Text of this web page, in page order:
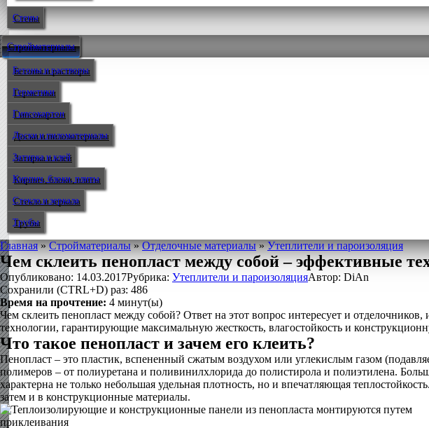
Стены
Стройматериалы
Бетоны и растворы
Герметики
Гипсокартон
Доски и пиломатериалы
Затирка и клей
Кирпич, блоки, плиты
Стекло и зеркала
Трубы
Главная » Стройматериалы » Отделочные материалы » Утеплители и пароизоляция
Чем склеить пенопласт между собой – эффективные
Опубликовано: 14.03.2017Рубрика: Утеплители и пароизоляцияАвтор: DiAn
Сохранили (CTRL+D) раз: 486
Время на прочтение: 4 минут(ы)
Чем склеить пенопласт между собой? Ответ на этот вопрос интересует и
технологии, гарантирующие максимальную жесткость, влагостойкость и
Что такое пенопласт и зачем его клеить?
Пенопласт – это пластик, вспененный сжатым воздухом или углекислым газом
полимеров – от полиуретана и поливинилхлорида до полистирола и полиэтилена.
характерна не только небольшая удельная плотность, но и впечатляющая
затем и в конструкционные материалы.